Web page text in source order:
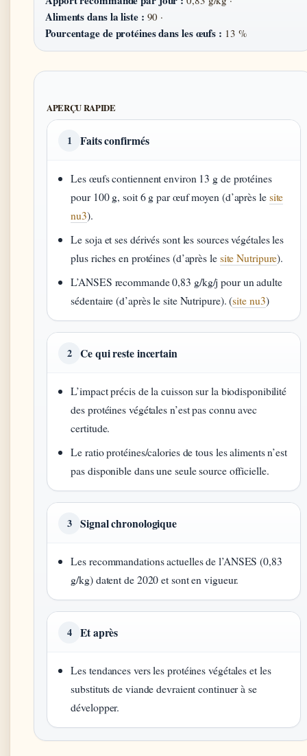
Aliments dans la liste : 90 ·
Pourcentage de protéines dans les œufs : 13 %
APERÇU RAPIDE
1 Faits confirmés
Les œufs contiennent environ 13 g de protéines
pour 100 g, soit 6 g par œuf moyen (d’après lesite
nu3).
Le soja et ses dérivés sont les sources végétales les
plus riches en protéines (d’après lesite Nutripure).
L’ANSES recommande 0,83 g/kg/j pour un adulte
sédentaire (d’après le site Nutripure). (site nu3)
2 Ce qui reste incertain
L’impact précis de la cuisson sur la biodisponibilité
des protéines végétales n’est pas connu avec
certitude.
Le ratio protéines/calories de tous les aliments n’est
pas disponible dans une seule source officielle.
3 Signal chronologique
Les recommandations actuelles de l’ANSES (0,83
g/kg) datent de 2020 et sont en vigueur.
4 Et après
Les tendances vers les protéines végétales et les
substituts de viande devraient continuer à se
développer.